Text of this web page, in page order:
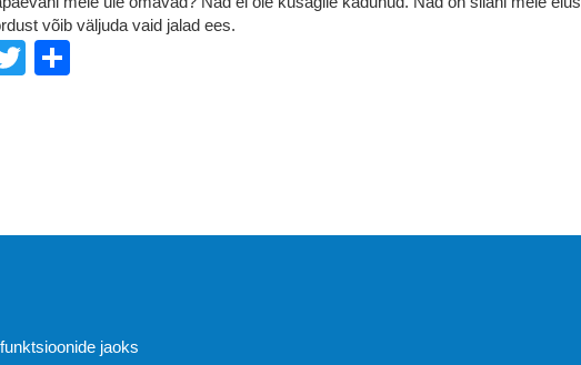
võib väljuda vaid jalad ees.
Twitter
jaoks